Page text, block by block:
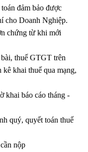
đảm bảo được
cho Doanh Nghiệp.
chứng từ khi mới
thuế GTGT trên
khai thuế qua mạng,
khai báo cáo tháng -
quý, quyết toán thuế
nộp